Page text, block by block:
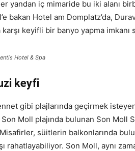
yandan iç mimaride bu iki alanı
bakan Hotel am Domplatz’da,
keyifli bir banyo yapma imkanı
Hotel & Spa
keyfi
gibi plajlarında geçirmek
Son Moll plajında bulunan Son
süitlerin balkonlarında
rahatlayabiliyor. Son Moll, aynı